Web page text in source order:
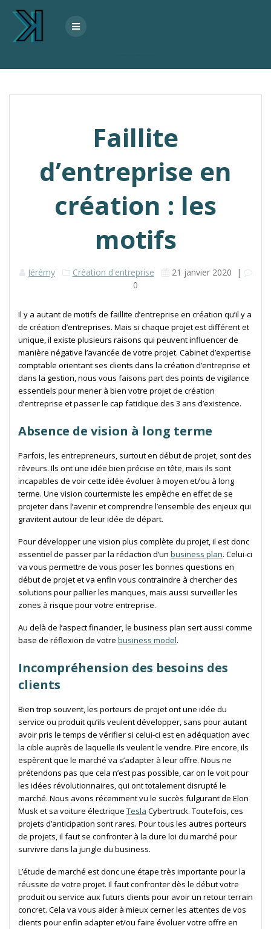
Faillite
d’entreprise en
création : les
motifs
Jérémy Création d'entreprise 21 janvier 2020 |
0
Il y a autant de motifs de faillite d’entreprise en création qu’il y a
de création d’entreprises. Mais si chaque projet est différent et
unique, il existe plusieurs raisons qui peuvent influencer de
manière négative l’avancée de votre projet. Cabinet d’expertise
comptable orientant ses clients dans la création d’entreprise et
dans la gestion, nous vous faisons part des points de vigilance
essentiels pour mener à bien votre projet de création
d’entreprise et passer le cap fatidique des 3 ans d’existence.
Absence de vision à long terme
Parfois, les entrepreneurs, surtout en début de projet, sont des
rêveurs. Ils ont une idée bien précise en tête, mais ils sont
incapables de voir cette idée évoluer à moyen et/ou à long
terme. Une vision courtermiste les empêche en effet de se
projeter dans l’avenir et comprendre l’ensemble des enjeux qui
gravitent autour de leur idée de départ.
Pour développer une vision plus complète du projet, il est donc
essentiel de passer par la rédaction d’un business plan. Celui-ci
va vous permettre de vous poser les bonnes questions en
début de projet et va enfin vous contraindre à chercher des
solutions pour pallier les manques, mais aussi surveiller les
zones à risque pour votre entreprise.
Au delà de l’aspect financier, le business plan sert aussi comme
base de réflexion de votre business model.
Incompréhension des besoins des
clients
Bien trop souvent, les porteurs de projet ont une idée du
service ou produit qu’ils veulent développer, sans pour autant
avoir pris le temps de vérifier si celui-ci est en adéquation avec
la cible auprès de laquelle ils veulent le vendre. Pire encore, ils
espèrent que le marché va s’adapter à leur offre. Nous ne
prétendons pas que cela n’est pas possible, car on le voit pour
les idées révolutionnaires, qui ont totalement disrupté le
marché. Nous avons récemment vu le succès fulgurant de Elon
Musk et sa voiture électrique Tesla Cybertruck. Toutefois, ces
projets d’anticipation sont rares. Pour tous les autres porteurs
de projets, il faut se confronter à la dure loi du marché pour
survivre dans la jungle du business.
L’étude de marché est donc une étape très importante pour la
réussite de votre projet. Il faut confronter dès le début votre
produit ou service aux futurs clients pour avoir un retour terrain
concret. Cela va vous aider à mieux cerner les attentes de vos
clients pour enfin adapter et/ou faire évoluer votre offre en